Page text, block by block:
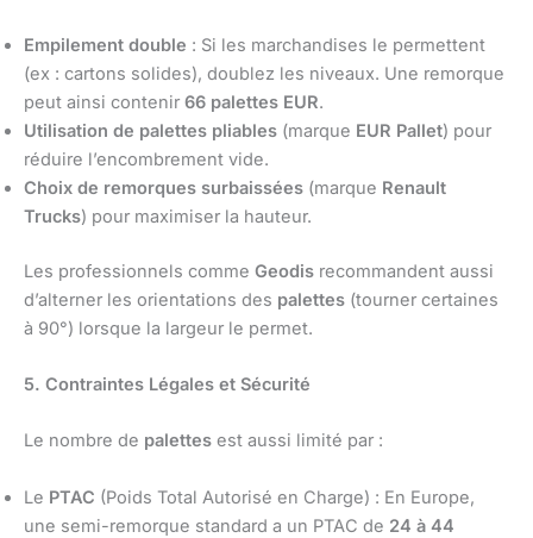
Empilement double : Si les marchandises le permettent
(ex : cartons solides), doublez les niveaux. Une remorque
peut ainsi contenir 66 palettes EUR.
Utilisation de palettes pliables (marque EUR Pallet) pour
réduire l’encombrement vide.
Choix de remorques surbaissées (marque Renault
Trucks) pour maximiser la hauteur.
Les professionnels comme Geodis recommandent aussi
d’alterner les orientations des palettes (tourner certaines
à 90°) lorsque la largeur le permet.
5. Contraintes Légales et Sécurité
Le nombre de palettes est aussi limité par :
Le PTAC (Poids Total Autorisé en Charge) : En Europe,
une semi-remorque standard a un PTAC de 24 à 44